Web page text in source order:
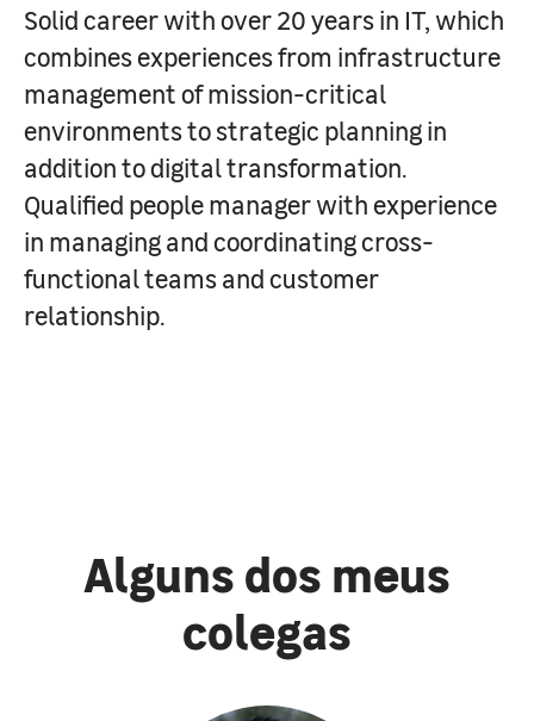
Solid career with over 20 years in IT, which
combines experiences from infrastructure
management of mission-critical
environments to strategic planning in
addition to digital transformation.
Qualified people manager with experience
in managing and coordinating cross-
functional teams and customer
relationship.
Alguns dos meus
colegas